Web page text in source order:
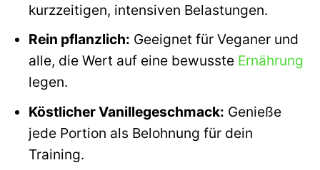
kurzzeitigen, intensiven Belastungen.
Rein pflanzlich: Geeignet für Veganer und
alle, die Wert auf eine bewusste Ernährung
legen.
Köstlicher Vanillegeschmack: Genieße
jede Portion als Belohnung für dein
Training.